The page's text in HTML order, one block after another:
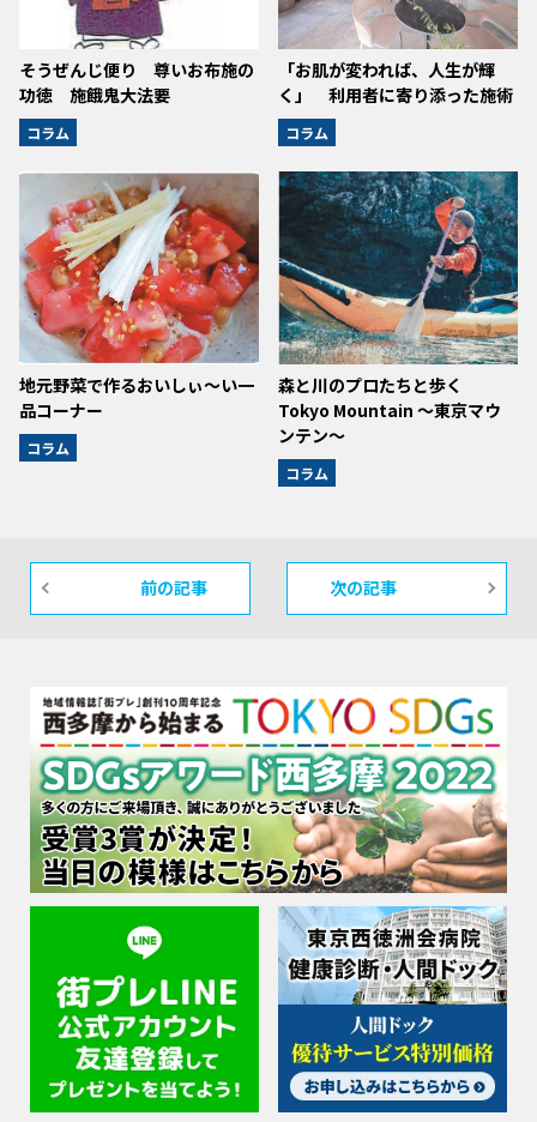
そうぜんじ便り 尊いお布施の
功徳 施餓鬼大法要
コラム
「お肌が変われば、人生が輝
く」 利用者に寄り添った施術
コラム
地元野菜で作るおいしぃ～い一
品コーナー
コラム
森と川のプロたちと歩く
Tokyo Mountain ～東京マウ
ンテン～
コラム
前の記事 次の記事